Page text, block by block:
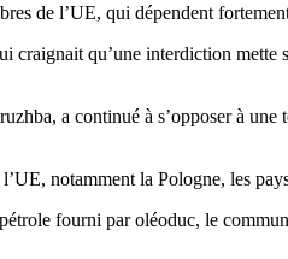
de l’UE, qui dépendent
qu’une interdiction
a continué à s’opposer à
notamment la Pologne, les
fourni par oléoduc, le